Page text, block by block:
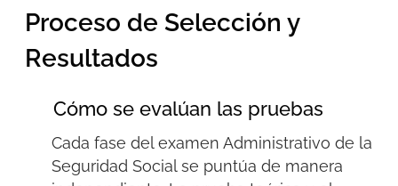
Proceso de Selección y
Resultados
Cómo se evalúan las pruebas
Cada fase delexamen Administrativo de la
Seguridad Socialse puntúa de manera